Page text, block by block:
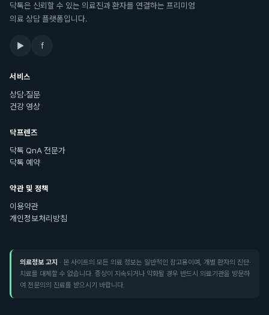
닥톡은 신뢰할 수 있는 의료진과 환자를 연결하는 프리미엄
의료 상담 플랫폼입니다.
▶ f
서비스
상담·질문
건강 영상
닥프렌즈
닥톡 QnA 전문가
닥톡 예약
약관 및 정책
이용약관
개인정보처리방침
의료정보 고지 · 본 사이트의 모든 의료 정보는 일반적인 참고용이며, 개별 환자의 진단·
치료를 대체할 수 없습니다. 증상이 지속되거나 악화될 경우 반드시 의료기관을 방문하
여 전문의의 진료를 받으시기 바랍니다.